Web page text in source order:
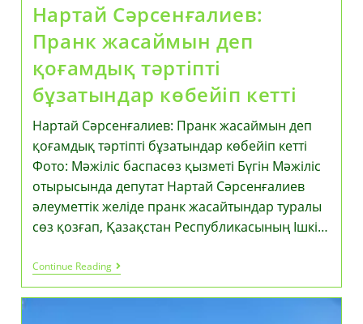
Әншісі
Мария
Мудряк
Мемлекеттік
Марапат
Иеленді
Нартай Сәрсенғалиев:
Пранк жасаймын деп
қоғамдық тәртіпті
бұзатындар көбейіп кетті
Нартай Сәрсенғалиев: Пранк жасаймын деп
қоғамдық тәртіпті бұзатындар көбейіп кетті
Фото: Мәжіліс баспасөз қызметі Бүгін Мәжіліс
отырысында депутат Нартай Сәрсенғалиев
әлеуметтік желіде пранк жасайтындар туралы
сөз қозғап, Қазақстан Республикасының Ішкі…
Continue ReadingНартай
Сәрсенғалиев:
Пранк